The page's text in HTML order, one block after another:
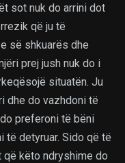
sot nuk do arrini dot
që ju të
së shkuarës dhe
prej jush nuk do i
situatën. Ju
dhe do vazhdoni të
preferoni të bëni
të detyruar. Sido që të
që këto ndryshime do